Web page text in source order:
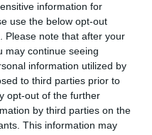
information for
use the below opt-out
Please note that after your
may continue seeing
information utilized by
to third parties prior to
opt-out of the further
by third parties on the
This information may